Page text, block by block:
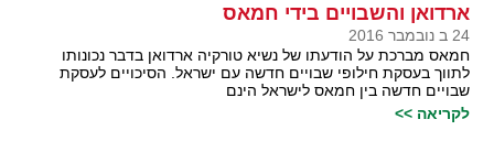
ארדואן והשבויים בידי חמאס
24 ב נובמבר 2016
חמאס מברכת על הודעתו של נשיא טורקיה ארדואן בדבר נכונותו
לתווך בעסקת חילופי שבויים חדשה עם ישראל. הסיכויים לעסקת
שבויים חדשה בין חמאס לישראל הינם
לקריאה >>